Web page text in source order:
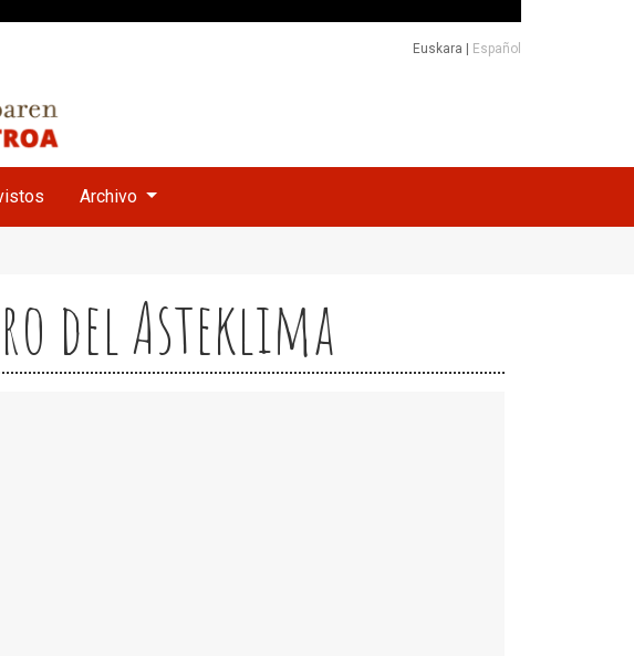
Euskara Español
Archivo
del Asteklima